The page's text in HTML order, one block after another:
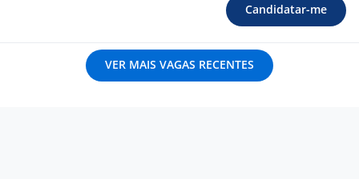
Candidatar-me
VER MAIS VAGAS RECENTES